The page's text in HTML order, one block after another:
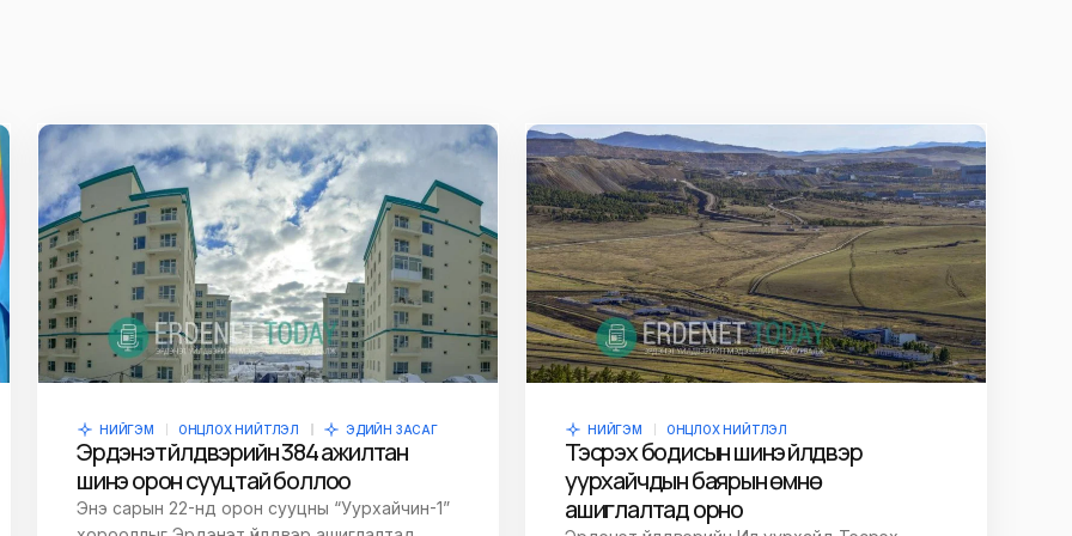
E-mail
НИЙГЭМ ОНЦЛОХ НИЙТЛЭЛ ЭДИЙН ЗАСАГ
Эрдэнэт үйлдвэрийн 384 ажилтан
шинэ орон сууцтай боллоо
Энэ сарын 22-нд орон сууцны “Уурхайчин-1”
НИЙГЭМ ОНЦЛОХ НИЙТЛЭЛ
Тэсрэх бодисын шинэ үйлдвэр
уурхайчдын баярын өмнө
ашиглалтад орно